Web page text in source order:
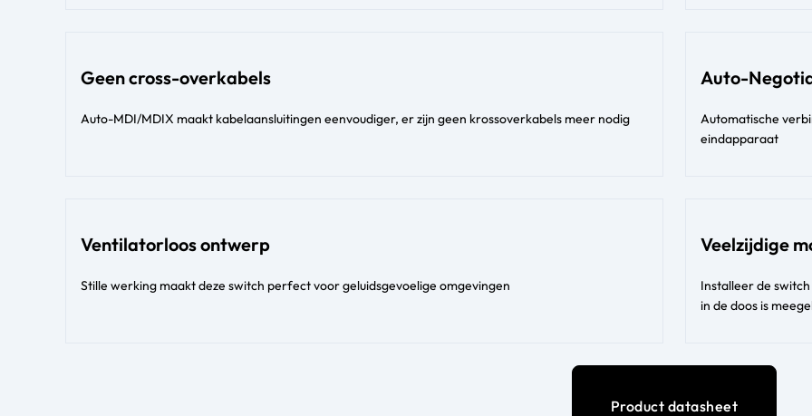
Geen cross-overkabels
Auto-MDI/MDIX maakt kabelaansluitingen eenvoudiger, er zijn geen krossoverkabels meer nodig
Auto-
Automatische
eindapparaat
Ventilatorloos ontwerp
Stille werking maakt deze switch perfect voor geluidsgevoelige omgevingen
Veelzijdige
Installeer de
in de doos is
Product datasheet